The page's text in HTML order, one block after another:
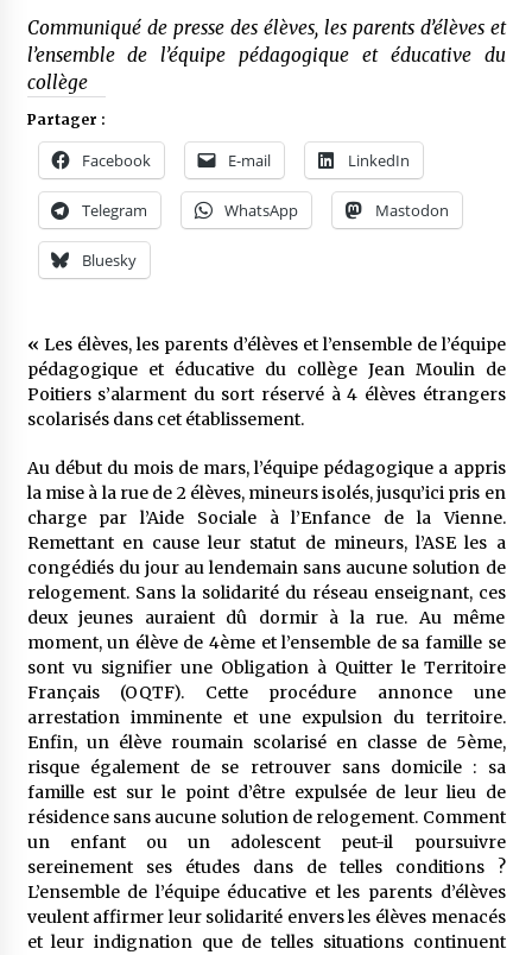
Communiqué de presse des élèves, les parents d’élèves et
l’ensemble de l’équipe pédagogique et éducative du
collège
Partager :
Facebook E-mail LinkedIn
Telegram WhatsApp Mastodon
Bluesky
« Les élèves, les parents d’élèves et l’ensemble de l’équipe
pédagogique et éducative du collège Jean Moulin de
Poitiers s’alarment du sort réservé à 4 élèves étrangers
scolarisés dans cet établissement.
Au début du mois de mars, l’équipe pédagogique a appris
la mise à la rue de 2 élèves, mineurs isolés, jusqu’ici pris en
charge par l’Aide Sociale à l’Enfance de la Vienne.
Remettant en cause leur statut de mineurs, l’ASE les a
congédiés du jour au lendemain sans aucune solution de
relogement. Sans la solidarité du réseau enseignant, ces
deux jeunes auraient dû dormir à la rue. Au même
moment, un élève de 4ème et l’ensemble de sa famille se
sont vu signifier une Obligation à Quitter le Territoire
Français (OQTF). Cette procédure annonce une
arrestation imminente et une expulsion du territoire.
Enfin, un élève roumain scolarisé en classe de 5ème,
risque également de se retrouver sans domicile : sa
famille est sur le point d’être expulsée de leur lieu de
résidence sans aucune solution de relogement. Comment
un enfant ou un adolescent peut-il poursuivre
sereinement ses études dans de telles conditions ?
L’ensemble de l’équipe éducative et les parents d’élèves
veulent affirmer leur solidarité envers les élèves menacés
et leur indignation que de telles situations continuent